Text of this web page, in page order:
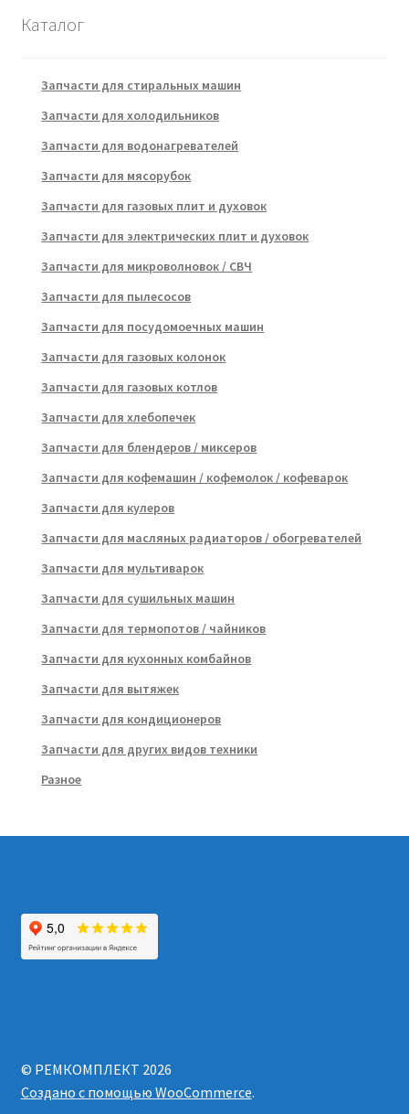
Каталог
Запчасти для стиральных машин
Запчасти для холодильников
Запчасти для водонагревателей
Запчасти для мясорубок
Запчасти для газовых плит и духовок
Запчасти для электрических плит и духовок
Запчасти для микроволновок / СВЧ
Запчасти для пылесосов
Запчасти для посудомоечных машин
Запчасти для газовых колонок
Запчасти для газовых котлов
Запчасти для хлебопечек
Запчасти для блендеров / миксеров
Запчасти для кофемашин / кофемолок / кофеварок
Запчасти для кулеров
Запчасти для масляных радиаторов / обогревателей
Запчасти для мультиварок
Запчасти для сушильных машин
Запчасти для термопотов / чайников
Запчасти для кухонных комбайнов
Запчасти для вытяжек
Запчасти для кондиционеров
Запчасти для других видов техники
Разное
© РЕМКОМПЛЕКТ 2026
Создано с помощью WooCommerce.